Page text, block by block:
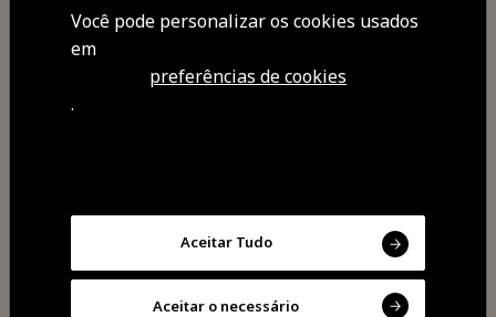
Municipal da Guarda.
Você pode personalizar os cookies usados ​​
em
preferências de cookies
.
Aceitar Tudo
Aceitar o necessário